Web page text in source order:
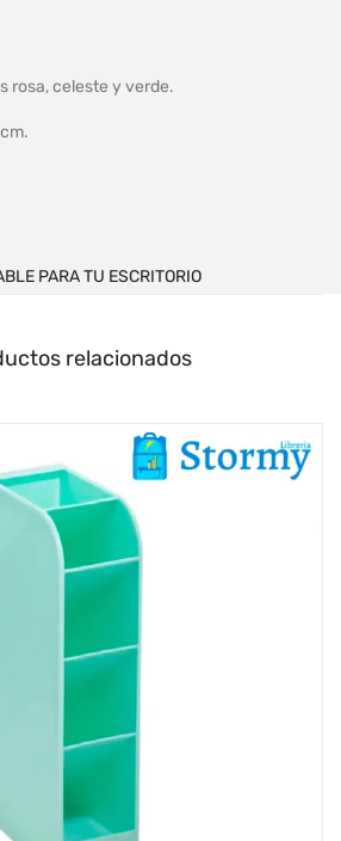
rosa, celeste y verde.
PARA TU ESCRITORIO
relacionados